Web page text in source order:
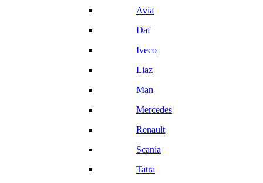
Avia
Daf
Iveco
Liaz
Man
Mercedes
Renault
Scania
Tatra